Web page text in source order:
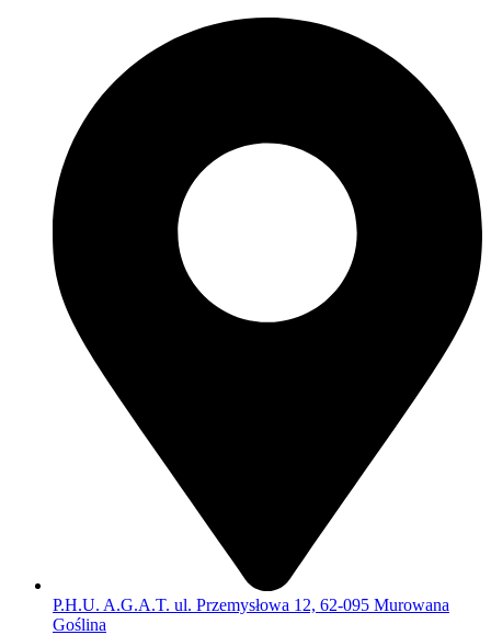
P.H.U. A.G.A.T. ul. Przemysłowa 12, 62-095 Murowana
Goślina